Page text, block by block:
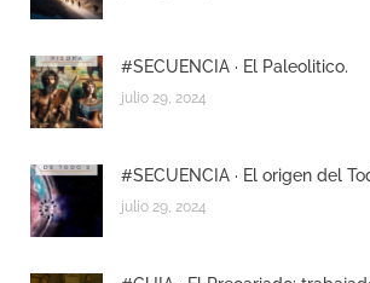
#SECUENCIA · El Paleolitico.
julio 29, 2024
#SECUENCIA · El origen del
julio 29, 2024